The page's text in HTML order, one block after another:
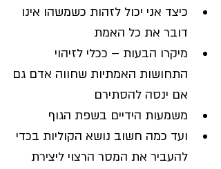
כיצד אני יכול לזהות כשמשהו אינו
דובר את כל האמת
מיקרו הבעות – ככלי לזיהוי
התחושות האמתיות שחווה אדם גם
אם ינסה להסתירם
משמעות הידיים בשפת הגוף
ועד כמה חשוב נושא הקוליות בכדי
להעביר את המסר הרצוי ליצירת